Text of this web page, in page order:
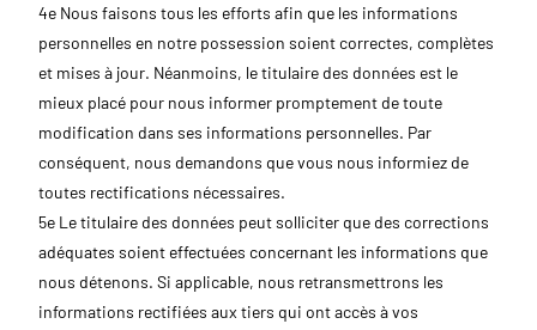
4e Nous faisons tous les efforts afin que les informations
personnelles en notre possession soient correctes, complètes
et mises à jour. Néanmoins, le titulaire des données est le
mieux placé pour nous informer promptement de toute
modification dans ses informations personnelles. Par
conséquent, nous demandons que vous nous informiez de
toutes rectifications nécessaires.
5e Le titulaire des données peut solliciter que des corrections
adéquates soient effectuées concernant les informations que
nous détenons. Si applicable, nous retransmettrons les
informations rectifiées aux tiers qui ont accès à vos